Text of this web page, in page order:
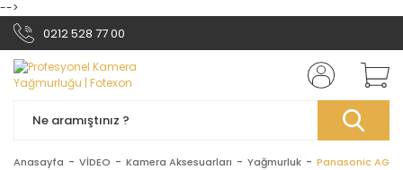
-->
0212 528 77 00
Anasayfa VİDEO Kamera Aksesuarları Yağmurluk Panasonic AG-